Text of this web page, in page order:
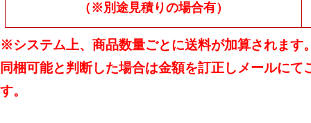
（※別途見積りの場合有）
※システム上、商品数量ごとに送料が加算されます
同梱可能と判断した場合は金額を訂正しメールにて
す。